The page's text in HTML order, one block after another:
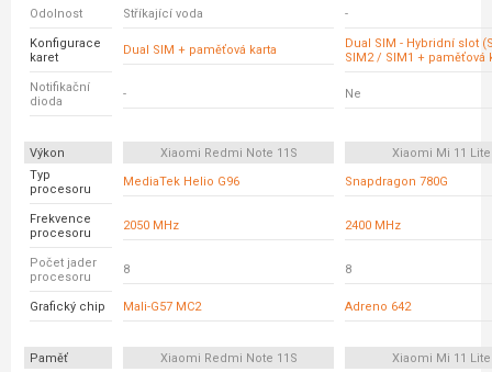
Odolnost Stříkající voda -
Konfigurace
karet
Dual SIM + paměťová karta
Dual SIM - Hybridní slot
SIM2 / SIM1 + paměťová
Notifikační
dioda
- Ne
Výkon Xiaomi Redmi Note 11S
Xiaomi Mi 11 Lite
Typ
procesoru
MediaTek Helio G96 Snapdragon 780G
Frekvence
procesoru
2050 MHz 2400 MHz
Počet jader
procesoru
8 8
Grafický chip Mali-G57 MC2 Adreno 642
Paměť Xiaomi Redmi Note 11S
Xiaomi Mi 11 Lite